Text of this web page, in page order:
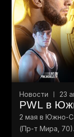
Новости 23
PWL в
2 мая в Южно-
(Пр-т Мира,